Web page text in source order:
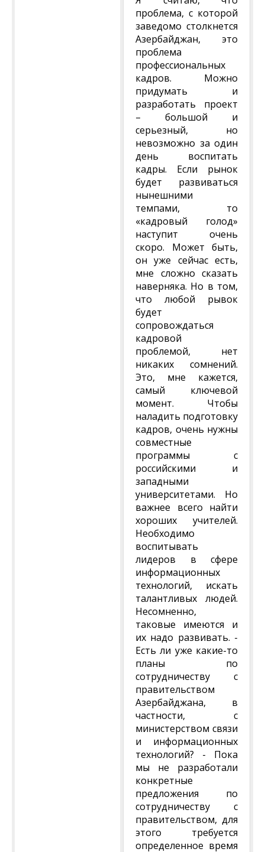
проблема, с которой
заведомо столкнется
Азербайджан, это
проблема
профессиональных
кадров. Можно
придумать и
разработать проект
– большой и
серьезный, но
невозможно за один
день воспитать
кадры. Если рынок
будет развиваться
нынешними
темпами, то
«кадровый голод»
наступит очень
скоро. Может быть,
он уже сейчас есть,
мне сложно сказать
наверняка. Но в том,
что любой рывок
будет
сопровождаться
кадровой
проблемой, нет
никаких сомнений.
Это, мне кажется,
самый ключевой
момент. Чтобы
наладить подготовку
кадров, очень нужны
совместные
программы с
российскими и
западными
университетами. Но
важнее всего найти
хороших учителей.
Необходимо
воспитывать
лидеров в сфере
информационных
технологий, искать
талантливых людей.
Несомненно,
таковые имеются и
их надо развивать. -
Есть ли уже какие-то
планы по
сотрудничеству с
правительством
Азербайджана, в
частности, с
министерством связи
и информационных
технологий? - Пока
мы не разработали
конкретные
предложения по
сотрудничеству с
правительством, для
этого требуется
определенное время